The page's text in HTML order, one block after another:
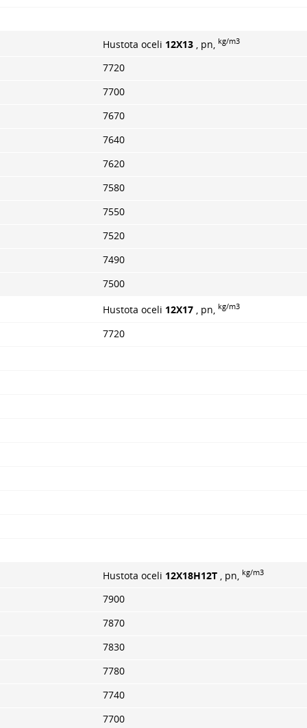
Hustota oceli 12X13 , pn, kg/m3
7720
7700
7670
7640
7620
7580
7550
7520
7490
7500
Hustota oceli 12Х17 , pn, kg/m3
7720
Hustota oceli 12Х18Н12Т , pn, kg/m3
7900
7870
7830
7780
7740
7700